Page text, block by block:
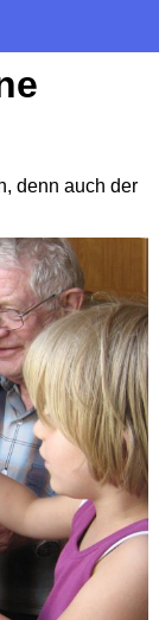
denn auch der